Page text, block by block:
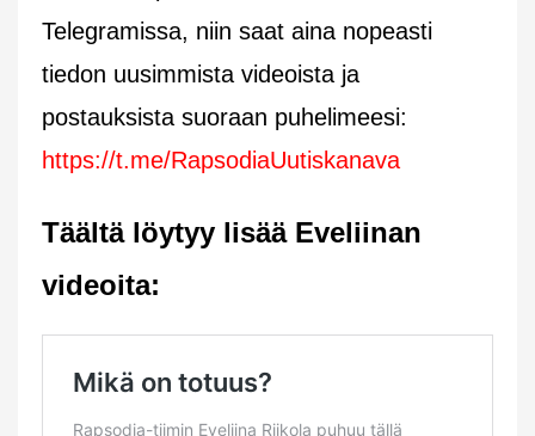
Telegramissa, niin saat aina nopeasti
tiedon uusimmista videoista ja
postauksista suoraan puhelimeesi:
https://t.me/RapsodiaUutiskanava
Täältä löytyy lisää Eveliinan
videoita: